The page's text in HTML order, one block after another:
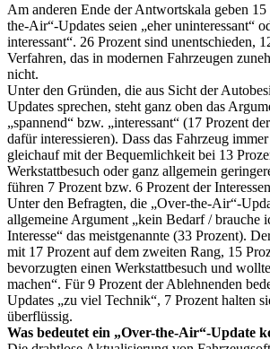
Am anderen Ende der Antwortskala geben
the-Air“-Updates seien „eher uninteressant“
interessant“. 26 Prozent sind unentschieden,
Verfahren, das in modernen Fahrzeugen
nicht.
Unter den Gründen, die aus Sicht der
Updates sprechen, steht ganz oben das
„spannend“ bzw. „interessant“ (17 Prozent
dafür interessieren). Dass das Fahrzeug
gleichauf mit der Bequemlichkeit bei 13
Werkstattbesuch oder ganz allgemein
führen 7 Prozent bzw. 6 Prozent der
Unter den Befragten, die „Over-the-Air“-
allgemeine Argument „kein Bedarf / brauche
Interesse“ das meistgenannte (33 Prozent).
mit 17 Prozent auf dem zweiten Rang, 15
bevorzugten einen Werkstattbesuch und
machen“. Für 9 Prozent der Ablehnenden
Updates „zu viel Technik“, 7 Prozent halten
überflüssig.
Was bedeutet ein „Over-the-Air“-Update